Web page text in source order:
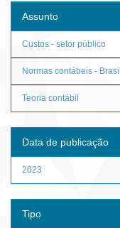
Assunto
Custos - setor público
Normas contábeis - Brasil
Teoria contábil
Data de publicação
2023
Tipo